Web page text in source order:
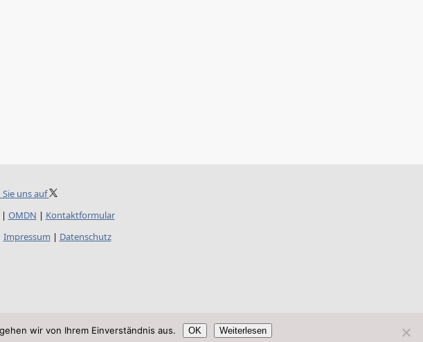
Sie uns auf
OMDN | Kontaktformular
Impressum | Datenschutz
wir von Ihrem Einverständnis aus. OK Weiterlesen